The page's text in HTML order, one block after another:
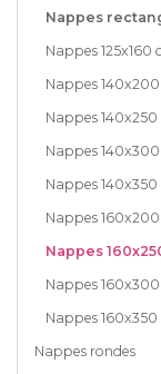
Nappes
Nappes 125x160
Nappes
Nappes 140x250
Nappes
Nappes 140x350
Nappes
Nappes
Nappes
Nappes 160x350
Nappes rondes